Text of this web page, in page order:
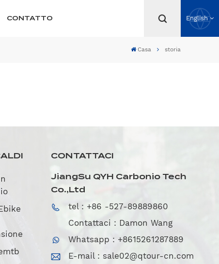
CONTATTO English
Casa storia
CONTATTACI
JiangSu QYH Carbonio Tech
Co.,Ltd
tel : +86 -527-89889860
Contattaci : Damon Wang
Whatsapp : +8615261287889
E-mail : sale02@qtour-cn.com